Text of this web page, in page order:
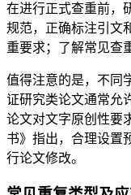
在进行正式查重前，
规范，正确标注引文
重要求；了解常见查
值得注意的是，不同
证研究类论文通常允
论文对文字原创性要
书》指出，合理设置
行论文修改。